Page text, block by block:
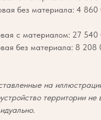
без материала: 4 860
с материалом: 27 540
без материала: 8 208
на
территории